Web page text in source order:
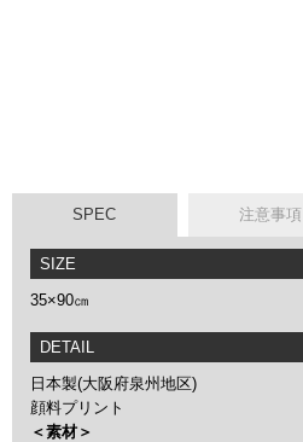
SPEC 注意事項
SIZE
35×90㎝
DETAIL
日本製(大阪府泉州地区)
顔料プリント
＜素材＞